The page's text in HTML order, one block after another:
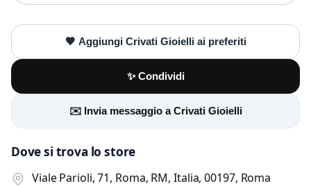
🖤 Aggiungi Crivati Gioielli ai preferiti
✨ Condividi
✉️ Invia messaggio a Crivati Gioielli
Dove si trova lo store
Viale Parioli, 71, Roma, RM, Italia, 00197, Roma